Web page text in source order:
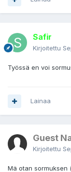
Safir
Kirjoitettu
Työssä en voi
Lainaa
Guest
Kirjoitettu
Mä otan sormuksen